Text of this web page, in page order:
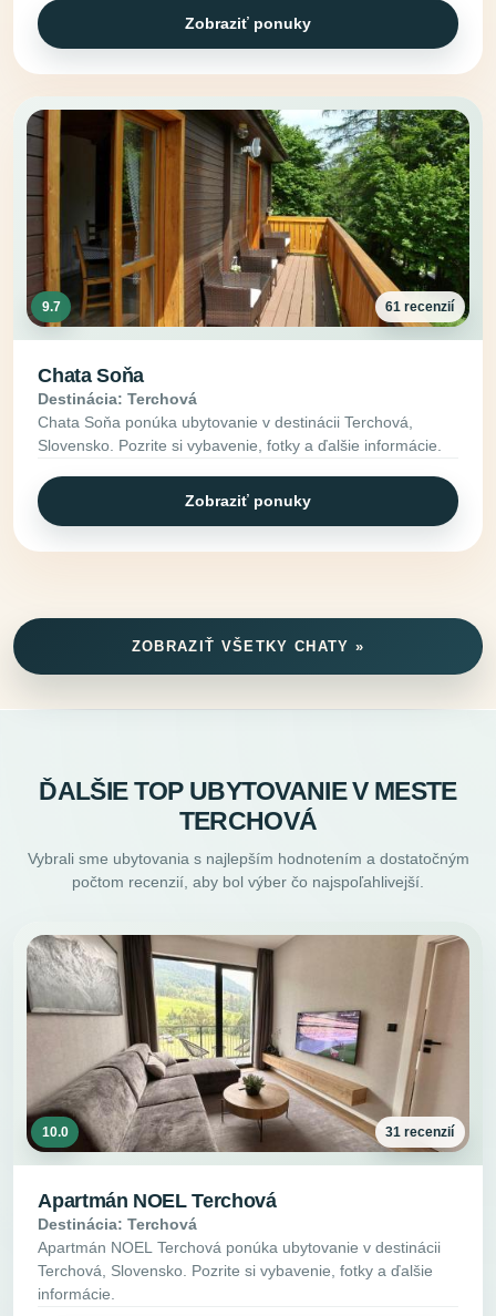
Zobraziť ponuky
9.7 61 recenzií
Chata Soňa
Destinácia: Terchová
Chata Soňa ponúka ubytovanie v destinácii Terchová,
Slovensko. Pozrite si vybavenie, fotky a ďalšie informácie.
Zobraziť ponuky
ZOBRAZIŤ VŠETKY CHATY »
ĎALŠIE TOP UBYTOVANIE V MESTE
TERCHOVÁ
Vybrali sme ubytovania s najlepším hodnotením a dostatočným
počtom recenzií, aby bol výber čo najspoľahlivejší.
10.0 31 recenzií
Apartmán NOEL Terchová
Destinácia: Terchová
Apartmán NOEL Terchová ponúka ubytovanie v destinácii
Terchová, Slovensko. Pozrite si vybavenie, fotky a ďalšie
informácie.